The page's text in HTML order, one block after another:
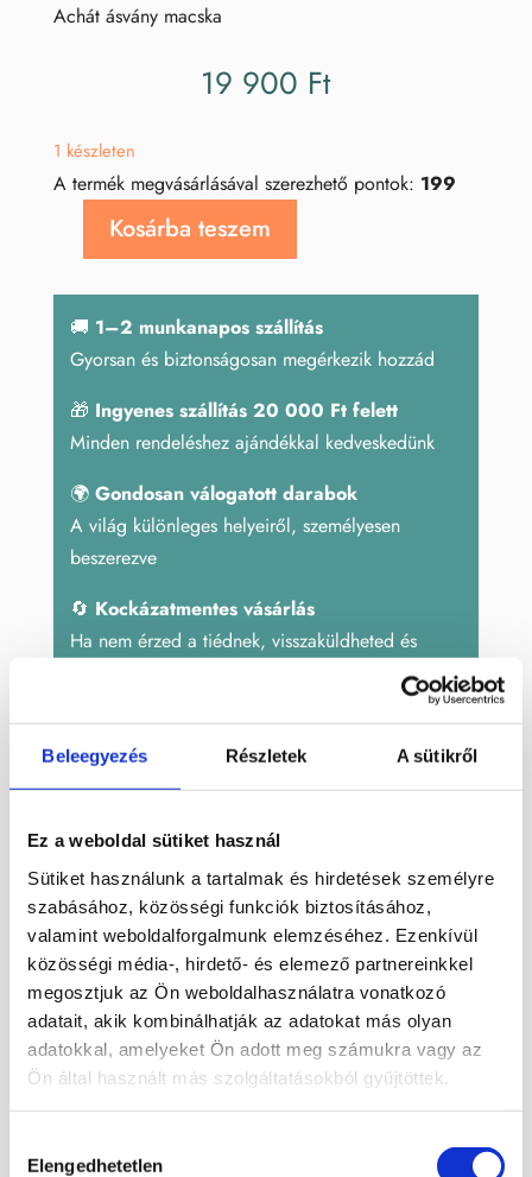
Beleegyezés Részletek A sütikről
Ez a weboldal sütiket használ
Sütiket használunk a tartalmak és hirdetések személyre
szabásához, közösségi funkciók biztosításához,
valamint weboldalforgalmunk elemzéséhez. Ezenkívül
közösségi média-, hirdető- és elemező partnereinkkel
megosztjuk az Ön weboldalhasználatra vonatkozó
adatait, akik kombinálhatják az adatokat más olyan
adatokkal, amelyeket Ön adott meg számukra vagy az
Ön által használt más szolgáltatásokból gyűjtöttek.
kiválasztása
Elengedhetetlen
Achát ásvány macska
19 900 Ft
1 készleten
A termék megvásárlásával szerezhető pontok: 199
Kosárba teszem
🚚 1–2 munkanapos szállítás
Gyorsan és biztonságosan megérkezik hozzád
🎁 Ingyenes szállítás 20 000 Ft felett
Minden rendeléshez ajándékkal kedveskedünk
🌍 Gondosan válogatott darabok
A világ különleges helyeiről, személyesen
beszerezve
🔄 Kockázatmentes vásárlás
Ha nem érzed a tiédnek, visszaküldheted és
Cikkszám:MACS501 Kategóriák:Achát Ásvány állat,
Szürke
Címkék:achát,ásvány,macska
Leírás
Achát ásvány macska.
Mérete: 13 x 9,5 cm
Kapcsolódó termékek